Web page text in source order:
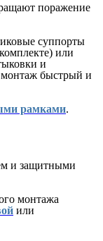
поражение
суппорты
или
и
монтаж быстрый и
рамками.
и защитными
монтажа
или